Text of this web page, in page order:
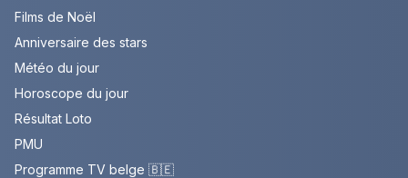
Films de Noël
Anniversaire des stars
Météo du jour
Horoscope du jour
Résultat Loto
PMU
Programme TV belge 🇧🇪